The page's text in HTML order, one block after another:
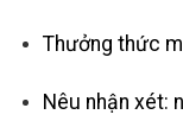
Thưởng thức
Nêu nhận xét: